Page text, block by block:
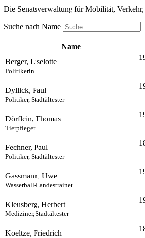
Die Senatsverwaltung für Mobilität,
Suche nach Name
Name
Berger, Liselotte
Politikerin
Dyllick, Paul
Politiker, Stadtältester
Dörflein, Thomas
Tierpfleger
Fechner, Paul
Politiker, Stadtältester
Gassmann, Uwe
Wasserball-Landestrainer
Kleusberg, Herbert
Mediziner, Stadtältester
Koeltze, Friedrich